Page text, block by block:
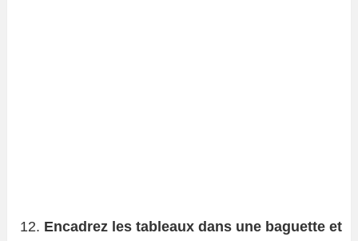
Encadrez les tableaux dans une baguette et